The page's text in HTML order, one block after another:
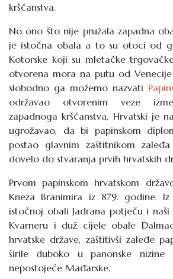
kršćanstva.
No ono što nije pružala zapadna
je istočna obala a to su otoci od
Kotorske koji su mletačke
otvorena mora na putu od
slobodno ga možemo nazvati
održavao otvorenim veze
zapadnoga kršćanstva, Hrvatski je
ugrožavao, da bi papinskom
postao glavnim zaštitnikom
dovelo do stvaranja prvih hrvatskih
Prvom papinskom hrvatskom
Kneza Branimira iz 879. godine.
istočnoj obali Jadrana potječu i
Kvarneru i duž cijele obale
hrvatske države, zaštitivši zaleđe
širile duboko u panonske
nepostojeće Mađarske.